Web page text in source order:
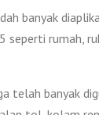
banyak
seperti rumah,
telah banyak